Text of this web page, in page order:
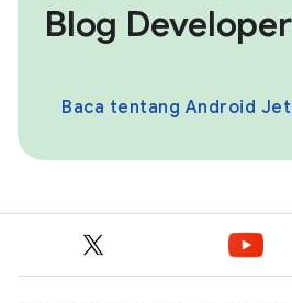
Blog
Baca tentang Android